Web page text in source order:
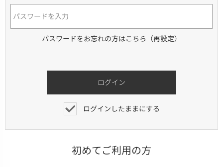
パスワードをお忘れの方はこちら（再設定）
ログインしたままにする
初めてご利用の方